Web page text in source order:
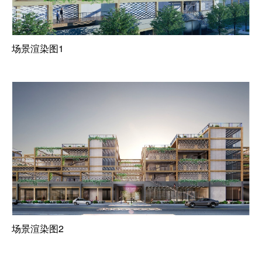
场景渲染图1
场景渲染图2